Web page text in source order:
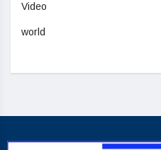
Video
world